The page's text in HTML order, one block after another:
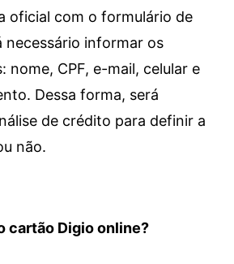
oficial com o formulário de
necessário informar os
nome, CPF, e-mail, celular e
Dessa forma, será
de crédito para definir a
não.
cartão Digio online?